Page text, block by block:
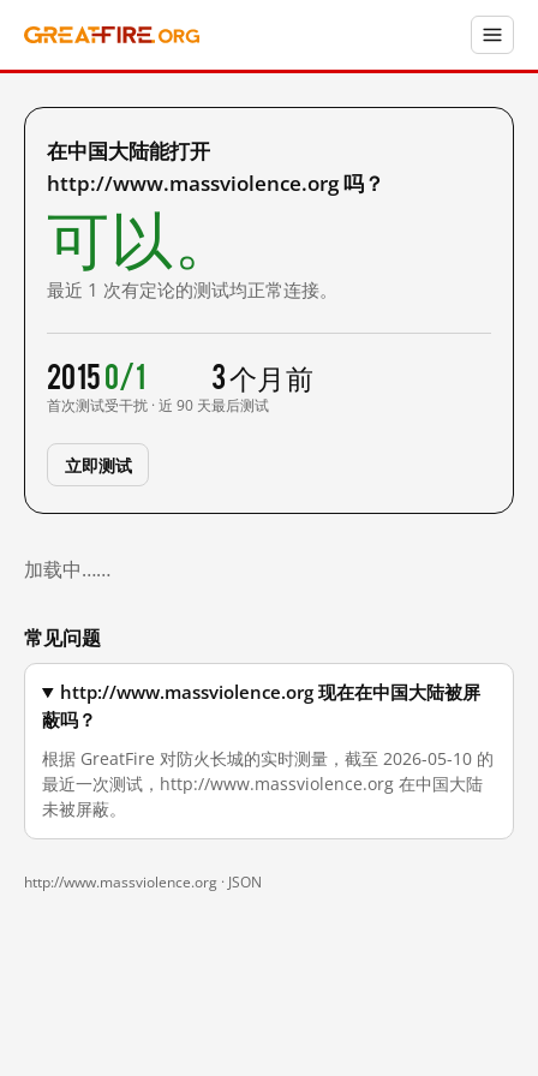
在中国大陆能打开
http://www.massviolence.org 吗？
可以。
最近 1 次有定论的测试均正常连接。
2015
首次测试
0/1
受干扰 · 近 90 天
3 个月前
最后测试
立即测试
加载中……
常见问题
http://www.massviolence.org 现在在中国大陆被屏
蔽吗？
根据 GreatFire 对防火长城的实时测量，截至 2026-05-10 的
最近一次测试，http://www.massviolence.org 在中国大陆
未被屏蔽。
http://www.massviolence.org · JSON